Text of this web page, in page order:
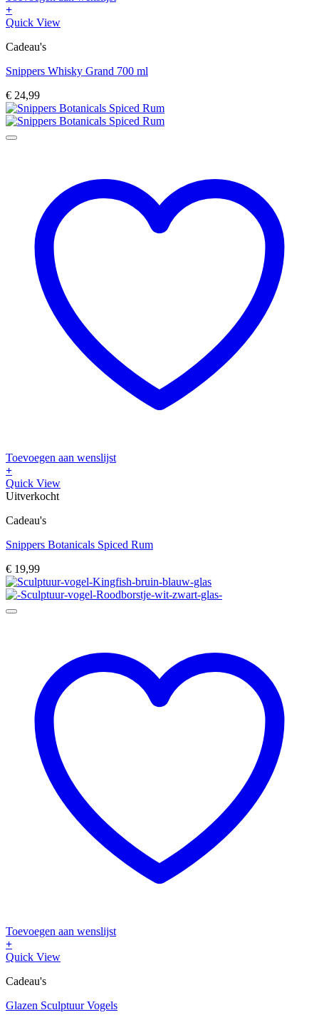
+
Quick View
Cadeau's
Snippers Whisky Grand 700 ml
€ 24,99
Toevoegen aan wenslijst
+
Quick View
Uitverkocht
Cadeau's
Snippers Botanicals Spiced Rum
€ 19,99
Toevoegen aan wenslijst
+
Dit
heeft
variaties.
Quick View
Cadeau's
Glazen Sculptuur Vogels